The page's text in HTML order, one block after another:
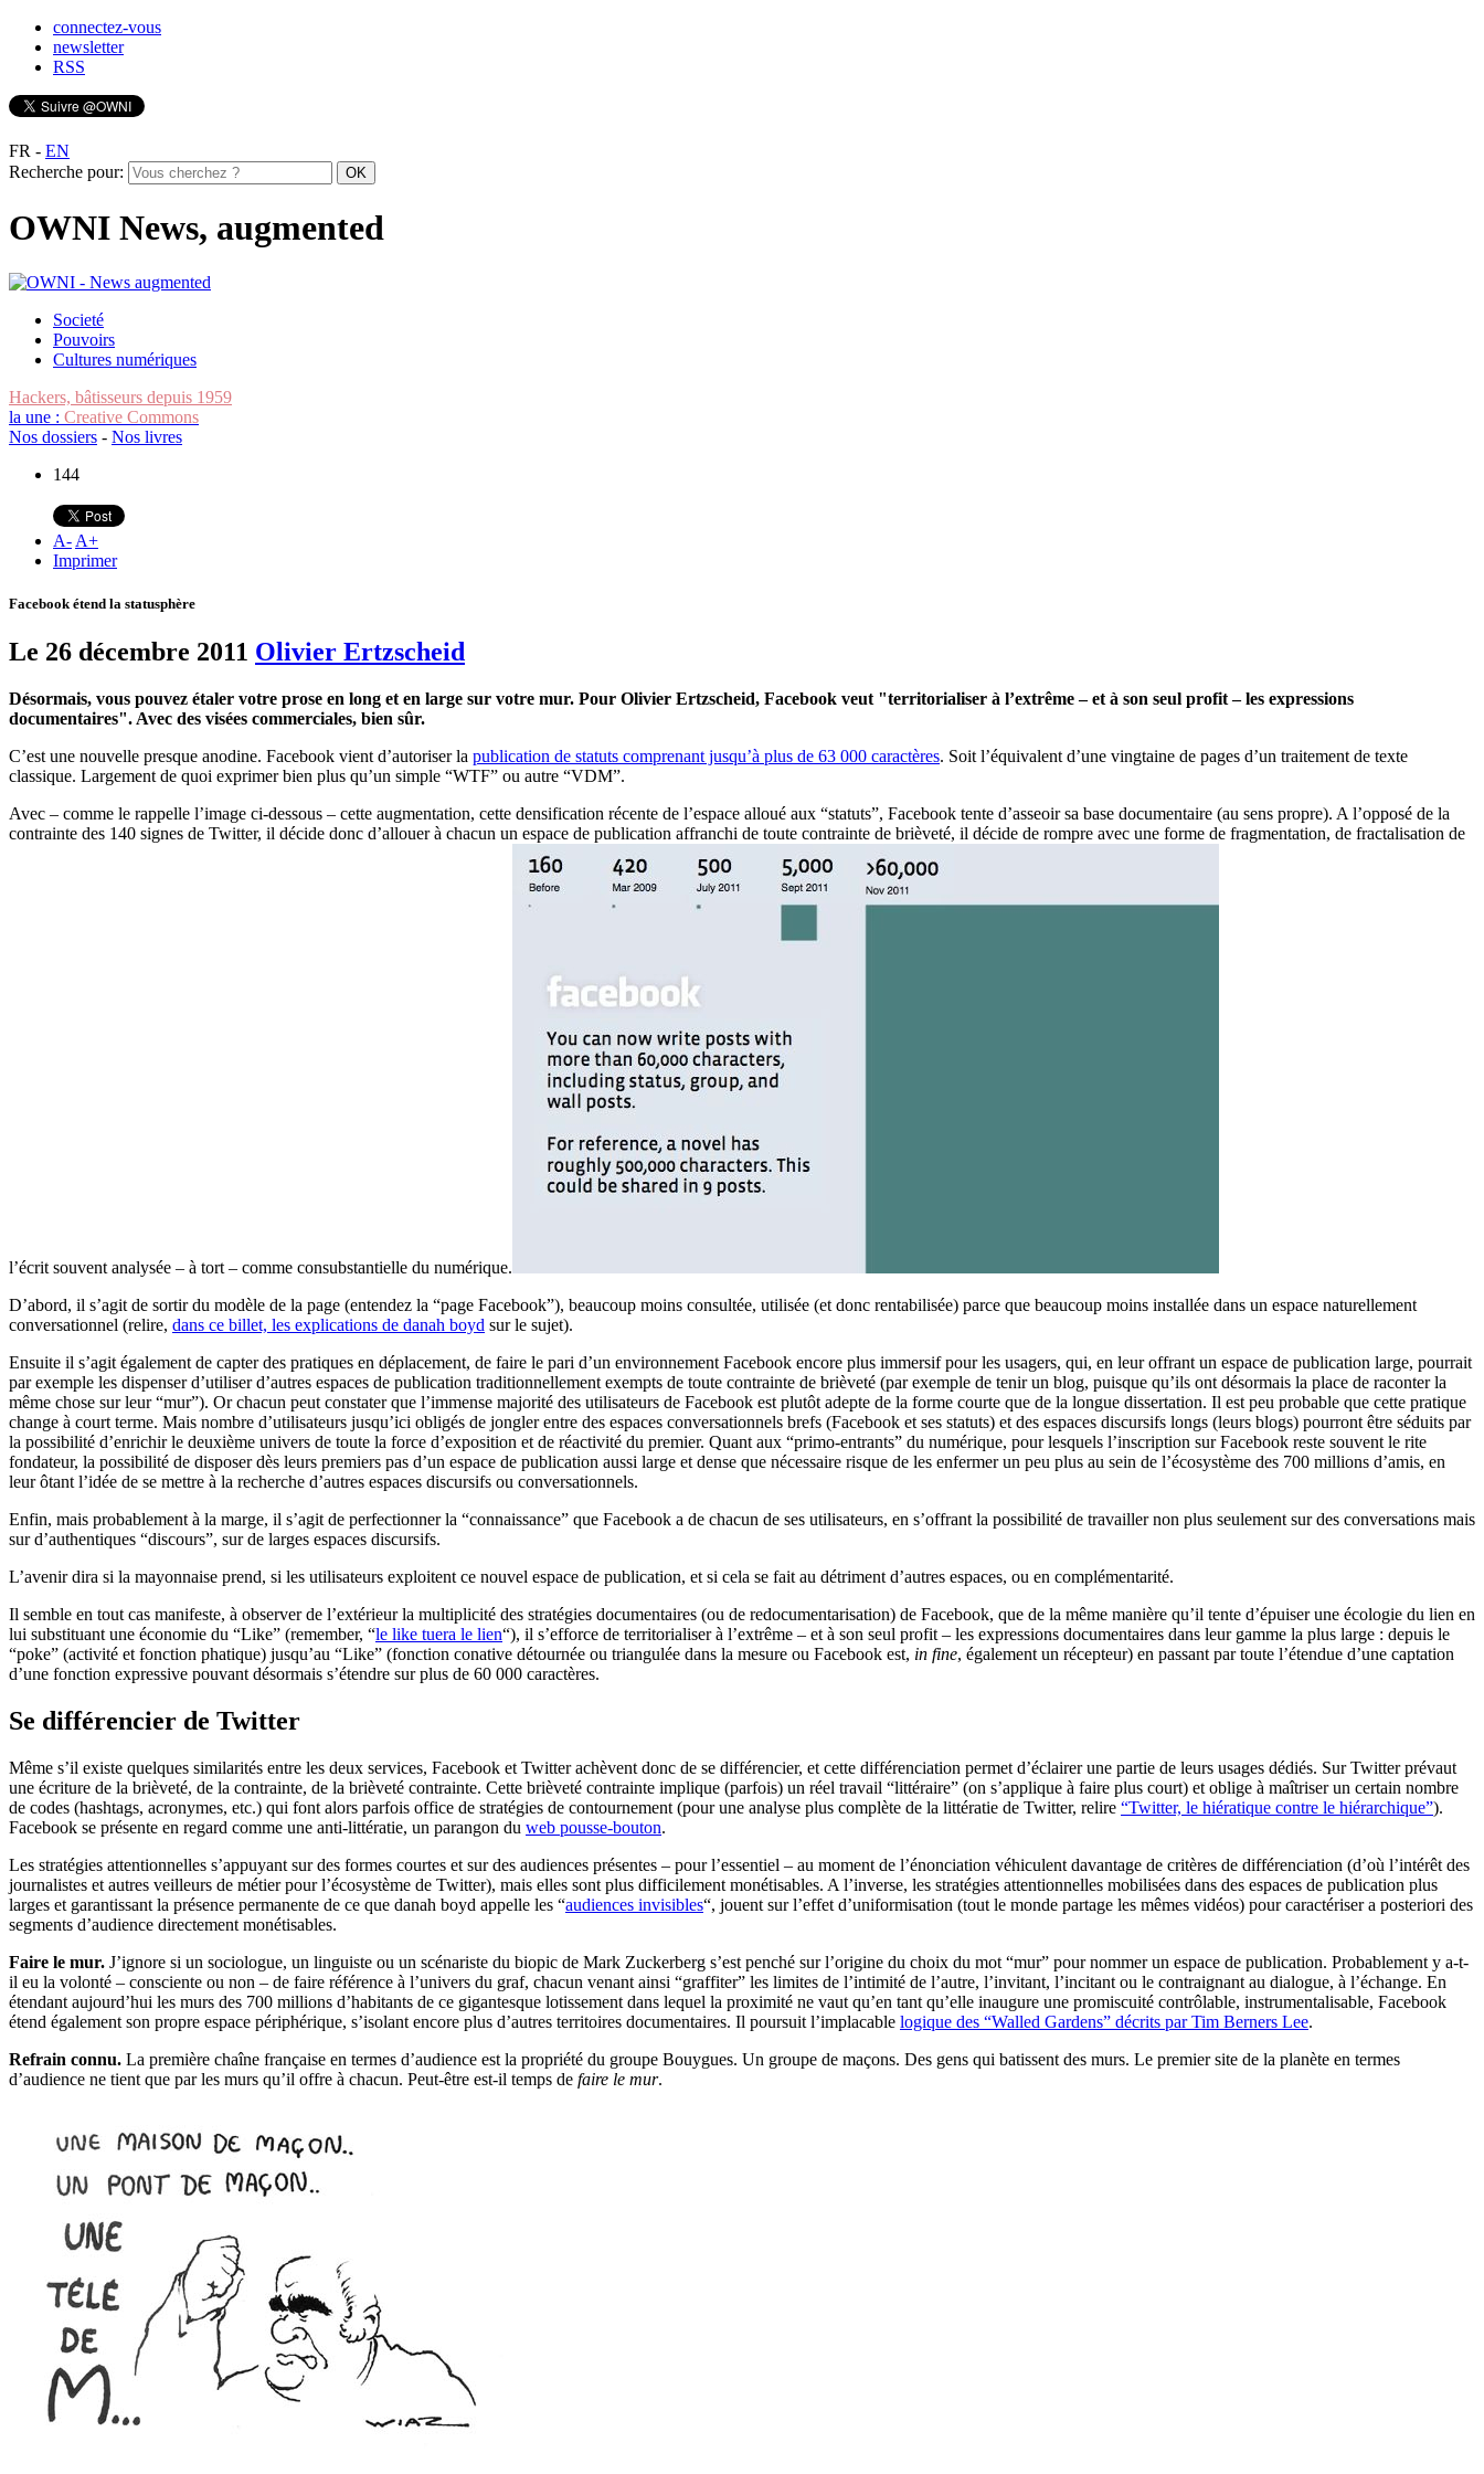
connectez-vous
newsletter
RSS
FR - EN
Recherche pour:
OWNI News, augmented
Societé
Pouvoirs
Cultures numériques
Hackers, bâtisseurs depuis 1959
la une : Creative Commons
Nos dossiers - Nos livres
144
A- A+
Imprimer
Facebook étend la statusphère
Le 26 décembre 2011 Olivier Ertzscheid
Désormais, vous pouvez étaler votre prose en long et en large sur votre mur. Pour Olivier Ertzscheid, Facebook veut "territorialiser à l’extrême – et à son seul profit – les expressions
documentaires". Avec des visées commerciales, bien sûr.
C’est une nouvelle presque anodine. Facebook vient d’autoriser la publication de statuts comprenant jusqu’à plus de 63 000 caractères. Soit l’équivalent d’une vingtaine de pages d’un traitement de texte
classique. Largement de quoi exprimer bien plus qu’un simple “WTF” ou autre “VDM”.
Avec – comme le rappelle l’image ci-dessous – cette augmentation, cette densification récente de l’espace alloué aux “statuts”, Facebook tente d’asseoir sa base documentaire (au sens propre). A l’opposé de la
contrainte des 140 signes de Twitter, il décide donc d’allouer à chacun un espace de publication affranchi de toute contrainte de brièveté, il décide de rompre avec une forme de fragmentation, de fractalisation de
l’écrit souvent analysée – à tort – comme consubstantielle du numérique.
D’abord, il s’agit de sortir du modèle de la page (entendez la “page Facebook”), beaucoup moins consultée, utilisée (et donc rentabilisée) parce que beaucoup moins installée dans un espace naturellement
conversationnel (relire, dans ce billet, les explications de danah boyd sur le sujet).
Ensuite il s’agit également de capter des pratiques en déplacement, de faire le pari d’un environnement Facebook encore plus immersif pour les usagers, qui, en leur offrant un espace de publication large, pourrait
par exemple les dispenser d’utiliser d’autres espaces de publication traditionnellement exempts de toute contrainte de brièveté (par exemple de tenir un blog, puisque qu’ils ont désormais la place de raconter la
même chose sur leur “mur”). Or chacun peut constater que l’immense majorité des utilisateurs de Facebook est plutôt adepte de la forme courte que de la longue dissertation. Il est peu probable que cette pratique
change à court terme. Mais nombre d’utilisateurs jusqu’ici obligés de jongler entre des espaces conversationnels brefs (Facebook et ses statuts) et des espaces discursifs longs (leurs blogs) pourront être séduits par
la possibilité d’enrichir le deuxième univers de toute la force d’exposition et de réactivité du premier. Quant aux “primo-entrants” du numérique, pour lesquels l’inscription sur Facebook reste souvent le rite
fondateur, la possibilité de disposer dès leurs premiers pas d’un espace de publication aussi large et dense que nécessaire risque de les enfermer un peu plus au sein de l’écosystème des 700 millions d’amis, en
leur ôtant l’idée de se mettre à la recherche d’autres espaces discursifs ou conversationnels.
Enfin, mais probablement à la marge, il s’agit de perfectionner la “connaissance” que Facebook a de chacun de ses utilisateurs, en s’offrant la possibilité de travailler non plus seulement sur des conversations mais
sur d’authentiques “discours”, sur de larges espaces discursifs.
L’avenir dira si la mayonnaise prend, si les utilisateurs exploitent ce nouvel espace de publication, et si cela se fait au détriment d’autres espaces, ou en complémentarité.
Il semble en tout cas manifeste, à observer de l’extérieur la multiplicité des stratégies documentaires (ou de redocumentarisation) de Facebook, que de la même manière qu’il tente d’épuiser une écologie du lien en
lui substituant une économie du “Like” (remember, “le like tuera le lien“), il s’efforce de territorialiser à l’extrême – et à son seul profit – les expressions documentaires dans leur gamme la plus large : depuis le
“poke” (activité et fonction phatique) jusqu’au “Like” (fonction conative détournée ou triangulée dans la mesure ou Facebook est, in fine, également un récepteur) en passant par toute l’étendue d’une captation
d’une fonction expressive pouvant désormais s’étendre sur plus de 60 000 caractères.
Se différencier de Twitter
Même s’il existe quelques similarités entre les deux services, Facebook et Twitter achèvent donc de se différencier, et cette différenciation permet d’éclairer une partie de leurs usages dédiés. Sur Twitter prévaut
une écriture de la brièveté, de la contrainte, de la brièveté contrainte. Cette brièveté contrainte implique (parfois) un réel travail “littéraire” (on s’applique à faire plus court) et oblige à maîtriser un certain nombre
de codes (hashtags, acronymes, etc.) qui font alors parfois office de stratégies de contournement (pour une analyse plus complète de la littératie de Twitter, relire “Twitter, le hiératique contre le hiérarchique”).
Facebook se présente en regard comme une anti-littératie, un parangon du web pousse-bouton.
Les stratégies attentionnelles s’appuyant sur des formes courtes et sur des audiences présentes – pour l’essentiel – au moment de l’énonciation véhiculent davantage de critères de différenciation (d’où l’intérêt des
journalistes et autres veilleurs de métier pour l’écosystème de Twitter), mais elles sont plus difficilement monétisables. A l’inverse, les stratégies attentionnelles mobilisées dans des espaces de publication plus
larges et garantissant la présence permanente de ce que danah boyd appelle les “audiences invisibles“, jouent sur l’effet d’uniformisation (tout le monde partage les mêmes vidéos) pour caractériser a posteriori des
segments d’audience directement monétisables.
Faire le mur. J’ignore si un sociologue, un linguiste ou un scénariste du biopic de Mark Zuckerberg s’est penché sur l’origine du choix du mot “mur” pour nommer un espace de publication. Probablement y a-t-
il eu la volonté – consciente ou non – de faire référence à l’univers du graf, chacun venant ainsi “graffiter” les limites de l’intimité de l’autre, l’invitant, l’incitant ou le contraignant au dialogue, à l’échange. En
étendant aujourd’hui les murs des 700 millions d’habitants de ce gigantesque lotissement dans lequel la proximité ne vaut qu’en tant qu’elle inaugure une promiscuité contrôlable, instrumentalisable, Facebook
étend également son propre espace périphérique, s’isolant encore plus d’autres territoires documentaires. Il poursuit l’implacable logique des “Walled Gardens” décrits par Tim Berners Lee.
Refrain connu. La première chaîne française en termes d’audience est la propriété du groupe Bouygues. Un groupe de maçons. Des gens qui batissent des murs. Le premier site de la planète en termes
d’audience ne tient que par les murs qu’il offre à chacun. Peut-être est-il temps de faire le mur.